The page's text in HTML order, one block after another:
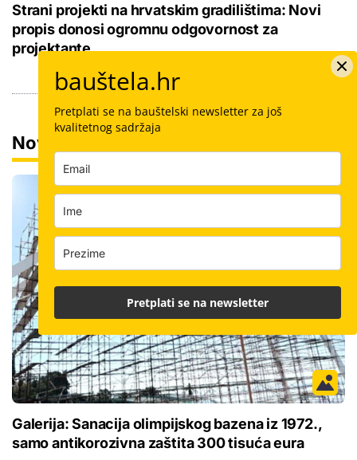
Strani projekti na hrvatskim gradilištima: Novi
propis donosi ogromnu odgovornost za
projektante
Novosti
Galerija: Sanacija olimpijskog bazena iz 1972.,
samo antikorozivna zaštita 300 tisuća eura
bauštela.hr
Pretplati se na bauštelski newsletter za još
kvalitetnog sadržaja
Pretplati se na newsletter